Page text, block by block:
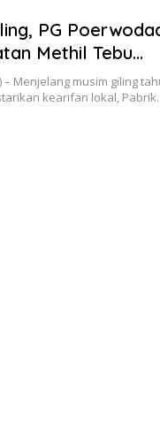
PG
Methil Tebu
– Menjelang musim giling
kearifan lokal,